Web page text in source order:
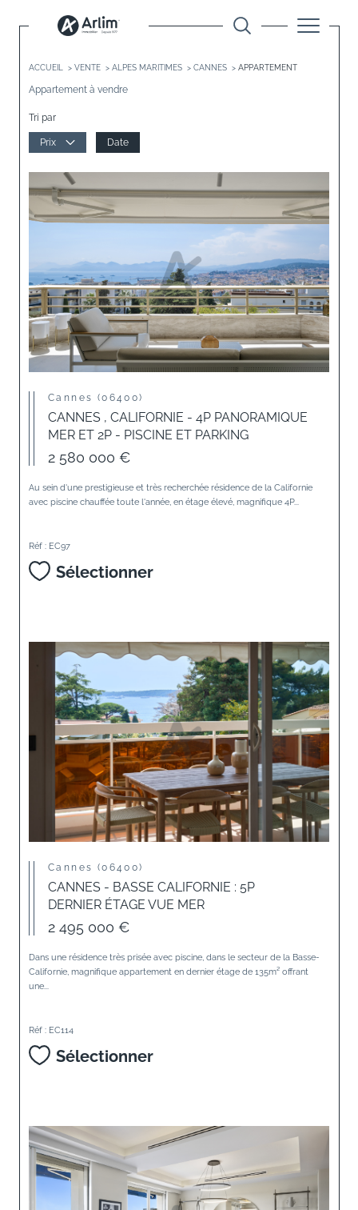
ACCUEIL VENTE ALPES MARITIMES CANNES APPARTEMENT
Appartement à vendre
Tri par
Prix Date
Cannes (06400)
CANNES , CALIFORNIE - 4P PANORAMIQUE
MER ET 2P - PISCINE ET PARKING
2 580 000 €
Au sein d'une prestigieuse et très recherchée résidence de la Californie
avec piscine chauffée toute l'année, en étage élevé, magnifique 4P...
Réf : EC97
Sélectionner
Cannes (06400)
CANNES - BASSE CALIFORNIE : 5P
DERNIER ÉTAGE VUE MER
2 495 000 €
Dans une résidence très prisée avec piscine, dans le secteur de la Basse-
Californie, magnifique appartement en dernier étage de 135m² offrant
une...
Réf : EC114
Sélectionner